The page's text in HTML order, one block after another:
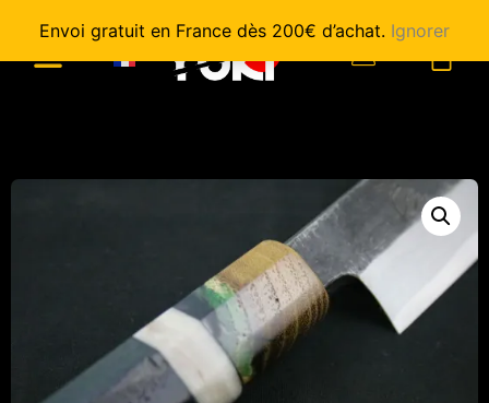
Envoi gratuit en France dès 200€ d’achat. Ignorer